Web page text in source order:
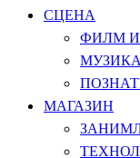
СЦЕНА
ФИЛМ
МАГАЗИН